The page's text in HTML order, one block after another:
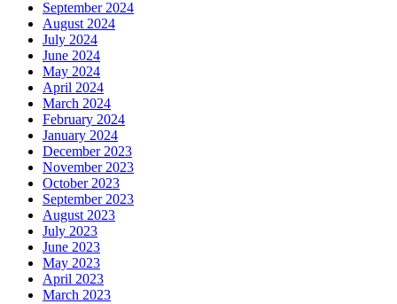
September 2024
August 2024
July 2024
June 2024
May 2024
April 2024
March 2024
February 2024
January 2024
December 2023
November 2023
October 2023
September 2023
August 2023
July 2023
June 2023
May 2023
April 2023
March 2023